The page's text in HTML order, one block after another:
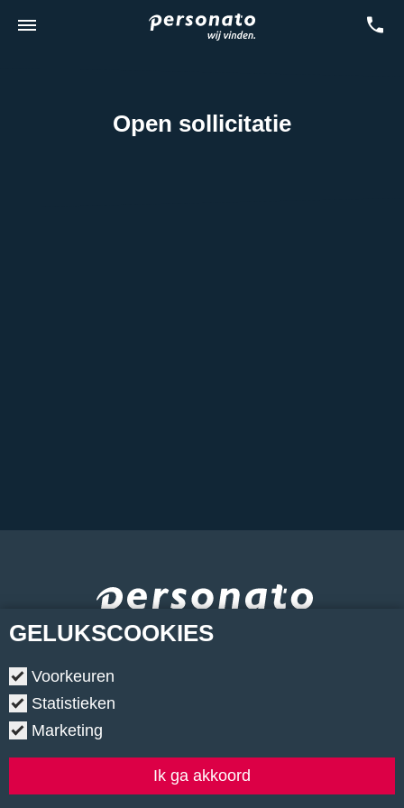
GELUKSCOOKIES
Voorkeuren
Statistieken
Marketing
Ik ga akkoord
Open sollicitatie
Copyright © 2026.
Privacyverklaring • Cookiebeleid • Klachtenregeling